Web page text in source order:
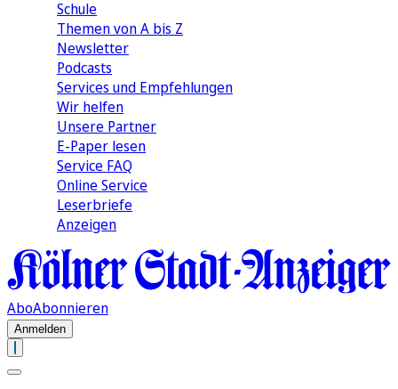
Schule
Themen von A bis Z
Newsletter
Podcasts
Services und Empfehlungen
Wir helfen
Unsere Partner
E-Paper lesen
Service FAQ
Online Service
Leserbriefe
Anzeigen
AboAbonnieren
Anmelden